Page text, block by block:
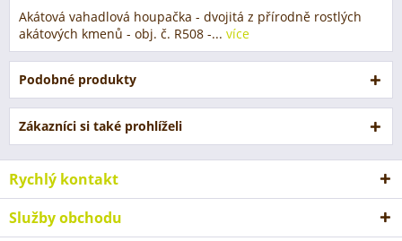
Akátová vahadlová houpačka - dvojitá z přírodně rostlých
akátových kmenů - obj. č. R508 -... více
Podobné produkty
Zákazníci si také prohlíželi
Rychlý kontakt
Služby obchodu